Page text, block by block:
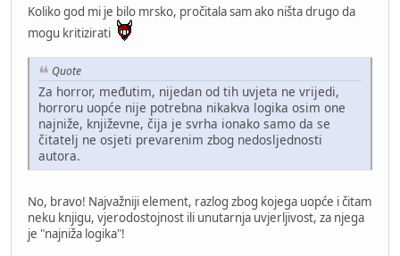
Koliko god mi je bilo mrsko, pročitala sam ako ništa drugo da
mogu kritizirati
Quote
Za horror, međutim, nijedan od tih uvjeta ne vrijedi,
horroru uopće nije potrebna nikakva logika osim one
najniže, književne, čija je svrha ionako samo da se
čitatelj ne osjeti prevarenim zbog nedosljednosti
autora.
No, bravo! Najvažniji element, razlog zbog kojega uopće i čitam
neku knjigu, vjerodostojnost ili unutarnja uvjerljivost, za njega
je "najniža logika"!